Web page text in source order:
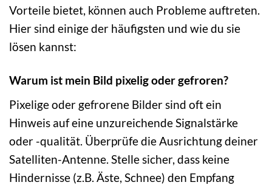
Vorteile bietet, können auch Probleme auftreten.
Hier sind einige der häufigsten und wie du sie
lösen kannst:
Warum ist mein Bild pixelig oder gefroren?
Pixelige oder gefrorene Bilder sind oft ein
Hinweis auf eine unzureichende Signalstärke
oder -qualität. Überprüfe die Ausrichtung deiner
Satelliten-Antenne. Stelle sicher, dass keine
Hindernisse (z.B. Äste, Schnee) den Empfang